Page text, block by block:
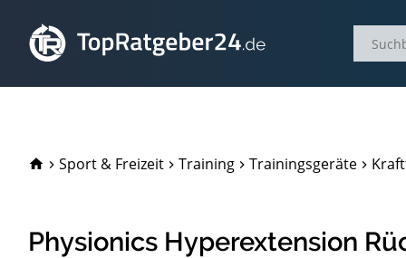
TopRatgeber24.de
Sport & Freizeit Training Trainingsgeräte
Physionics Hyperextension